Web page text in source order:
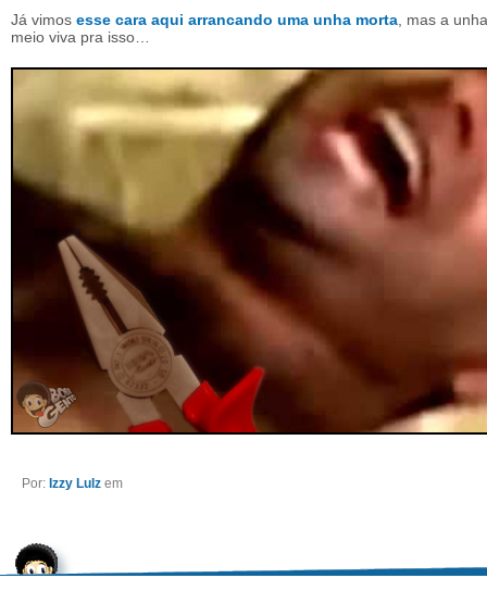
Já vimos esse cara aqui arrancando uma unha morta , mas a
meio viva pra isso…
Por: Izzy Lulz em